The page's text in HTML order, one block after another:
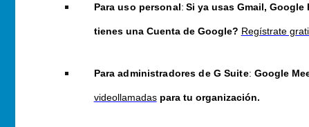
Para uso personal: Si ya usas Gmail,
tienes una Cuenta de Google? Regístrate
Para administradores de G Suite:Google
videollamadaspara tu organización.